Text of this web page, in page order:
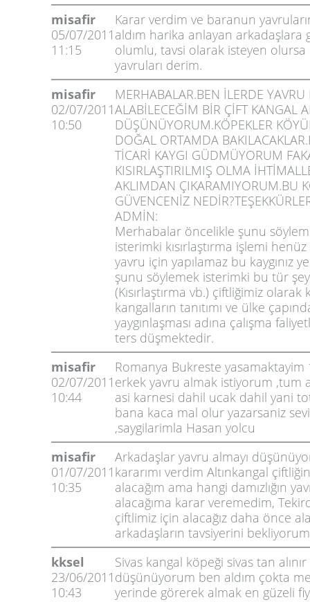
misafir
05/07/2011
11:15
Karar verdim ve baranun
aldım harika anlayan arkadaşlara
olumlu, tavsi olarak isteyen
yavruları derim.
misafir
02/07/2011
10:50
MERHABALAR.BEN İLERDE YAVRU
ALABİLECEĞİM BİR ÇİFT KANGAL
DÜŞÜNÜYORUM.KÖPEKLER
DOĞAL ORTAMDA
TİCARİ KAYGI GÜDMÜYORUM
KISIRLAŞTIRILMIŞ OLMA
AKLIMDAN ÇIKARAMIYORUM.BU
GÜVENCENİZ
ADMİN:
Merhabalar öncelikle şunu
isterimki kısırlaştırma işlemi
yavru için yapılamaz bu kaygınız
şunu söylemek isterimki bu tür
(Kısırlaştırma vb.) çiftliğimiz olarak
kangalların tanıtımı ve ülke
yaygınlaşması adına çalışma
ters düşmektedir.
misafir
02/07/2011
10:44
Romanya Bukreste yasamaktayim
erkek yavru almak istiyorum ,tum
asi karnesi dahil ucak dahil yani
bana kaca mal olur yazarsaniz
,saygilarimla Hasan yolcu
misafir
01/07/2011
10:35
Arkadaşlar yavru almayı
kararımı verdim Altınkangal
alacağım ama hangi damızlığın
alacağıma karar veremedim,
çiftlimiz için alacağız daha önce
arkadaşların tavsiyerini
kksel
23/06/2011
10:43
Sivas kangal köpeği sivas tan
düşünüyorum ben aldım çokta
yerinde görerek almak en güzeli